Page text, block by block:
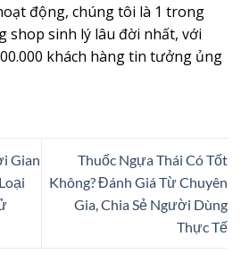
động, chúng tôi là 1 trong
shop sinh lý lâu đời nhất, với
khách hàng tin tưởng ủng
Gian
Thuốc Ngựa Thái Có Tốt
Không? Đánh Giá Từ Chuyên
Gia, Chia Sẻ Người Dùng
Thực Tế